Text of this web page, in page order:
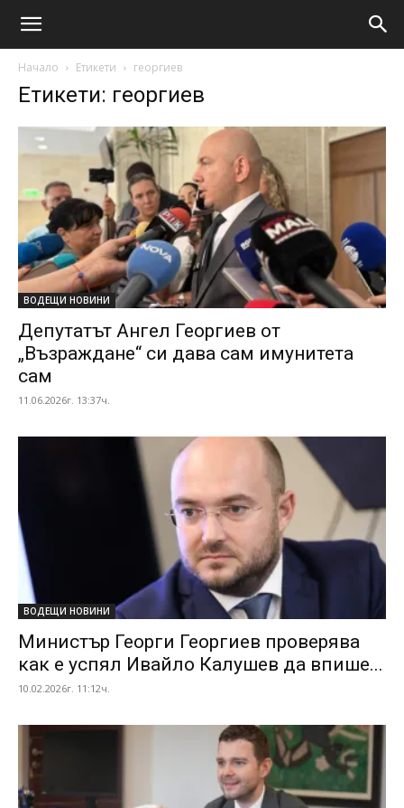
Начало Етикети георгиев
Етикети: георгиев
ВОДЕЩИ НОВИНИ
Депутатът Ангел Георгиев от
„Възраждане“ си дава сам имунитета
сам
11.06.2026г. 13:37ч.
ВОДЕЩИ НОВИНИ
Министър Георги Георгиев проверява
как е успял Ивайло Калушев да впише...
10.02.2026г. 11:12ч.